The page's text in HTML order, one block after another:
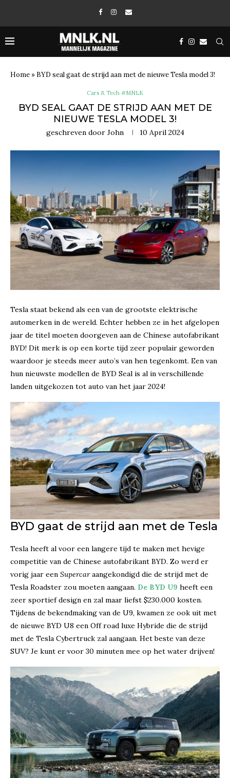
Home» BYD seal gaat de strijd aan met de nieuwe Tesla model 3!
Cars & Tech #MNLK
BYD SEAL GAAT DE STRIJD AAN MET DE
NIEUWE TESLA MODEL 3!
geschreven door John 10 April 2024
Tesla staat bekend als een van de grootste elektrische
automerken in de wereld. Echter hebben ze in het afgelopen
jaar de titel moeten doorgeven aan de Chinese autofabrikant
BYD! Dit merk is op een korte tijd zeer populair geworden
waardoor je steeds meer auto’s van hen tegenkomt. Een van
hun nieuwste modellen de BYD Seal is al in verschillende
landen uitgekozen tot auto van het jaar 2024!
BYD gaat de strijd aan met de Tesla
Tesla heeft al voor een langere tijd te maken met hevige
competitie van de Chinese autofabrikant BYD. Zo werd er
vorig jaar een Supercaraangekondigd die de strijd met de
Tesla Roadster zou moeten aangaan. De BYD U9 heeft een
zeer sportief design en zal maar liefst $230.000 kosten.
Tijdens de bekendmaking van de U9, kwamen ze ook uit met
de nieuwe BYD U8 een Off road luxe Hybride die de strijd
met de Tesla Cybertruck zal aangaan. Het beste van deze
SUV? Je kunt er voor 30 minuten mee op het water drijven!